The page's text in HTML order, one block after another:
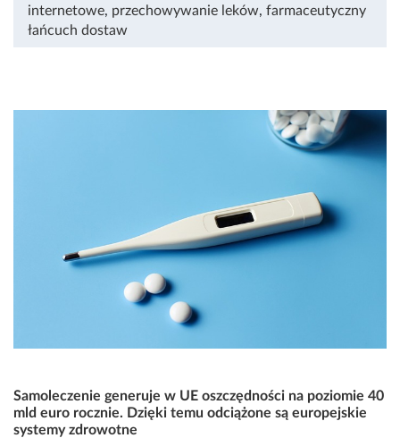
internetowe, przechowywanie leków, farmaceutyczny
łańcuch dostaw
Samoleczenie generuje w UE oszczędności na poziomie 40
mld euro rocznie. Dzięki temu odciążone są europejskie
systemy zdrowotne